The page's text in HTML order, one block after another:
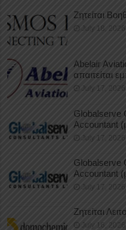
Ζητείται
July 18, 2026
Abelair
απαιτείται
July 17, 2026
Globalserve
Accountant
July 17, 2026
Globalserve
Accountant
July 17, 2026
Ζητείται
July 16, 2026